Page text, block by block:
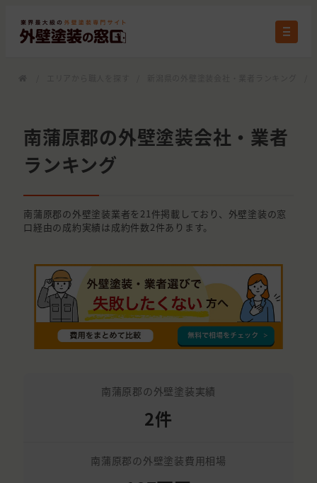
南蒲原郡の外壁塗装会社・業者
ランキング
南蒲原郡の外壁塗装業者を21件掲載しており、外壁塗装の窓
口経由の成約実績は成約件数2件あります。
南蒲原郡の外壁塗装実績
2件
南蒲原郡の外壁塗装費用相場